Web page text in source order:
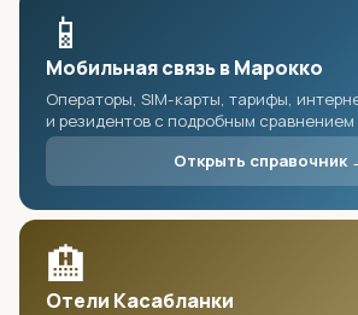
📱
Мобильная связь в Марокко
Операторы, SIM-карты, тарифы,
и резидентов с подробным сравнением
Открыть справочник
🏨
Отели Касабланки